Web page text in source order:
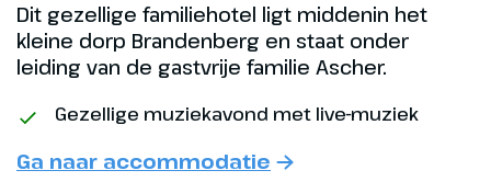
Johann in Tirol. Het
langlaufcentrum „Koasastadion“
in St. Johann in Tirol is een geliefd
langlaufers. De ideale plek om in
de vele langlaufloipes in te
stappen. Ook biedt St. Johann
Dit gezellige familiehotel ligt middenin het
kleine dorp Brandenberg en staat onder
leiding van de gastvrije familie Ascher.
Gezellige muziekavond met live-muziek
Ga naar accommodatie